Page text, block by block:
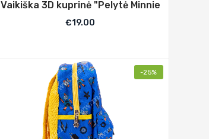
Vaikiška 3D kuprinė "Pelytė Minnie
€19.00
-25%